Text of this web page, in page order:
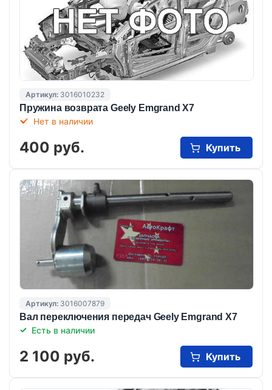
Артикул: 3016010232
Пружина возврата Geely Emgrand X7
Нет в наличии
400 руб. Купить
Артикул: 3016007879
Вал переключения передач Geely Emgrand X7
Есть в наличии
2 100 руб. Купить